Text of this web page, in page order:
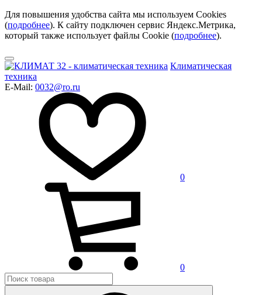
Для повышения удобства сайта мы используем Cookies
(подробнее). К сайту подключен сервис Яндекс.Метрика,
который также использует файлы Cookie (подробнее).
Климатическая
техника
E-Mail: 0032@ro.ru
0
0